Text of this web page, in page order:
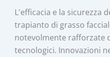
L'efficacia e la sicurezza
trapianto di grasso
notevolmente rafforzate
tecnologici. Innovazioni